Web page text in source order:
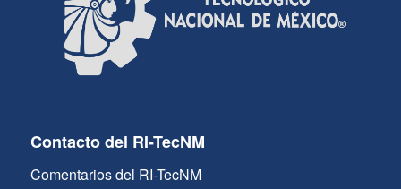
Contacto del RI-TecNM
Comentarios del RI-TecNM